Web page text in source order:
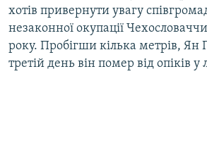
хотів привернути увагу
незаконної окупації
року. Пробігши кілька метрів, Ян
третій день він помер від опіків у